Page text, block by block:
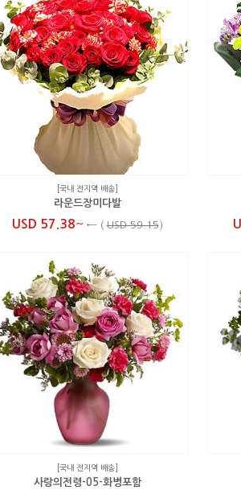
[국내 전지역 배송]
라운드장미다발
USD 57.38~ ← (USD 59.15)
[국내 전지역 배송]
사랑의전령-05-화병포함